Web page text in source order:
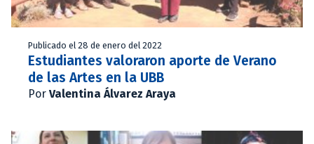
Publicado el 28 de enero del 2022
Estudiantes valoraron aporte de Verano
de las Artes en la UBB
Por Valentina Álvarez Araya